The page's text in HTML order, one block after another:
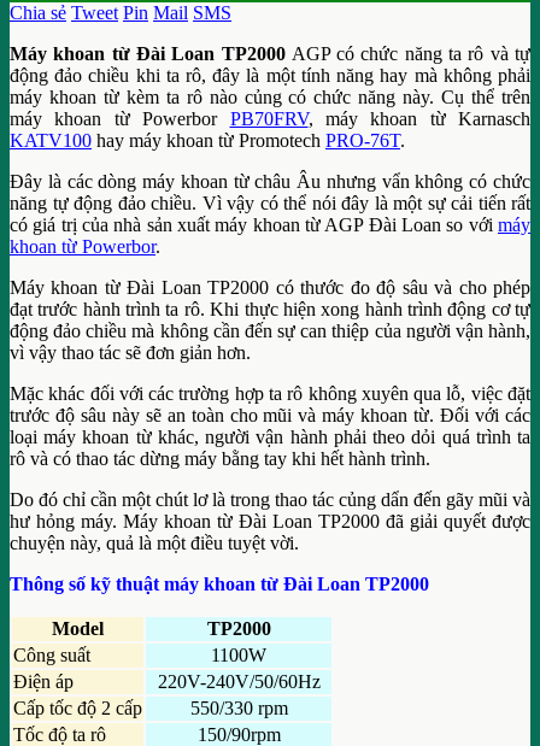
Chia sẻ Tweet Pin Mail SMS
Máy khoan từ Đài Loan TP2000AGP có chức năng ta rô và tự
động đảo chiều khi ta rô, đây là một tính năng hay mà không phải
máy khoan từ kèm ta rô nào củng có chức năng này. Cụ thể trên
máy khoan từ Powerbor PB70FRV, máy khoan từ Karnasch
KATV100 hay máy khoan từ Promotech PRO-76T.
Đây là các dòng máy khoan từ châu Âu nhưng vẩn không có chức
năng tự động đảo chiều. Vì vậy có thể nói đây là một sự cải tiến rất
có giá trị của nhà sản xuất máy khoan từ AGP Đài Loan so với máy
khoan từ Powerbor.
Máy khoan từ Đài Loan TP2000 có thước đo độ sâu và cho phép
đạt trước hành trình ta rô. Khi thực hiện xong hành trình động cơ tự
động đảo chiều mà không cần đến sự can thiệp của người vận hành,
vì vậy thao tác sẽ đơn giản hơn.
Mặc khác đối với các trường hợp ta rô không xuyên qua lỗ, việc đặt
trước độ sâu này sẽ an toàn cho mũi và máy khoan từ. Đối với các
loại máy khoan từ khác, người vận hành phải theo dỏi quá trình ta
rô và có thao tác dừng máy bằng tay khi hết hành trình.
Do đó chỉ cần một chút lơ là trong thao tác củng dẩn đến gãy mũi và
hư hỏng máy. Máy khoan từ Đài Loan TP2000 đã giải quyết được
chuyện này, quả là một điều tuyệt vời.
Thông số kỹ thuật máy khoan từ Đài Loan TP2000
Model
TP2000
Công suất
1100W
Điện áp
220V-240V/50/60Hz
Cấp tốc độ 2 cấp
550/330 rpm
Tốc độ ta rô
150/90rpm